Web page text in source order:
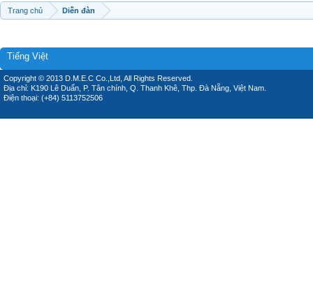
Trang chủ Diễn đàn
Tiếng Việt
Copyright © 2013 D.M.E.C Co.,Ltd, All Rights Reserved.
Địa chỉ: K190 Lê Duẩn, P. Tân chính, Q. Thanh Khê, Thp. Đà Nẵng, Việt Nam.
Điện thoại: (+84) 5113752506